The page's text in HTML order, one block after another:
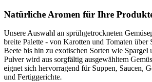
Natürliche Aromen für Ihre
Unsere Auswahl an sprühgetrockneten
breite Palette - von Karotten und Tomaten über
Beete bis hin zu exotischen Sorten wie Spargel
Pulver wird aus sorgfältig ausgewähltem
eignet sich hervorragend für Suppen, Saucen,
und Fertiggerichte.